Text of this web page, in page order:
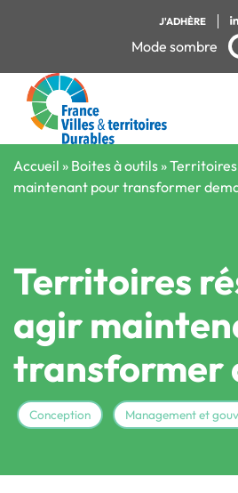
J'ADHÈRE
Mode sombre
Accueil » Boites à outils »
maintenant pour transformer
Territoires
agir
transformer
Conception Management et